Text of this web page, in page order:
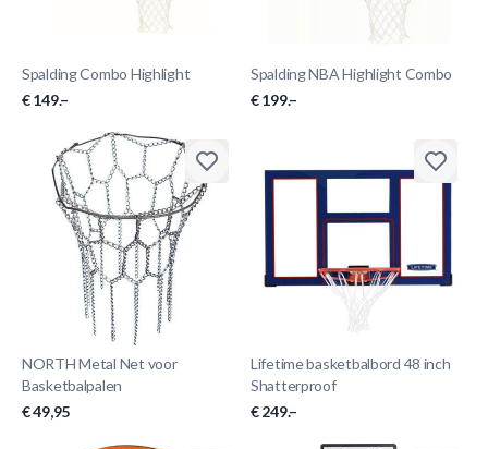
Spalding Combo Highlight
€ 149.–
Spalding NBA Highlight Combo
€ 199.–
NORTH Metal Net voor
Basketbalpalen
€ 49,95
Lifetime basketbalbord 48 inch
Shatterproof
€ 249.–